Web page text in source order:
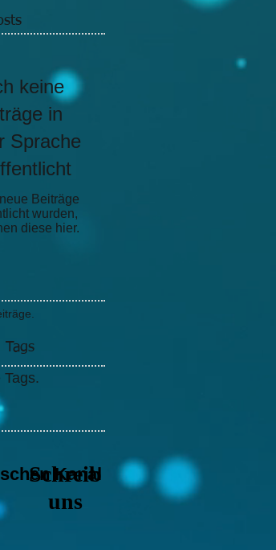
keine
in
Sprache
Beiträge
wurden,
diese hier.
Tags
Tags.
Kanal
Schreib
uns